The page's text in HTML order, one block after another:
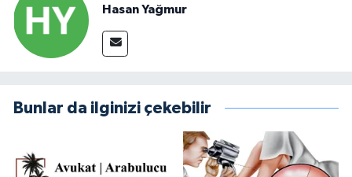
Hasan Yağmur
Bunlar da ilginizi çekebilir